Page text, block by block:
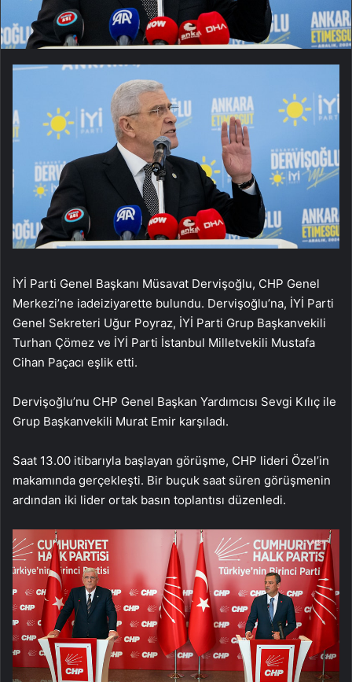
İYİ Parti Genel Başkanı Müsavat Dervişoğlu, CHP Genel
Merkezi’ne iadeiziyarette bulundu. Dervişoğlu’na, İYİ Parti
Genel Sekreteri Uğur Poyraz, İYİ Parti Grup Başkanvekili
Turhan Çömez ve İYİ Parti İstanbul Milletvekili Mustafa
Cihan Paçacı eşlik etti.
Dervişoğlu’nu CHP Genel Başkan Yardımcısı Sevgi Kılıç ile
Grup Başkanvekili Murat Emir karşıladı.
Saat 13.00 itibarıyla başlayan görüşme, CHP lideri Özel’in
makamında gerçekleşti. Bir buçuk saat süren görüşmenin
ardından iki lider ortak basın toplantısı düzenledi.